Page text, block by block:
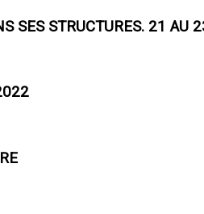
SES STRUCTURES. 21 AU